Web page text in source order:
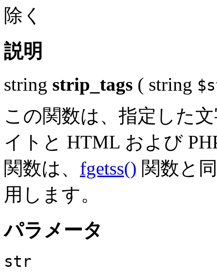
除く
説明
string strip_tags ( string
この関数は、指定した
イトと HTML および
関数は、 fgetss() 関数と
用します。
パラメータ
str